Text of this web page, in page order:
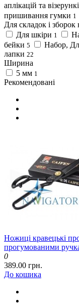
аплікацій та
пришивання гумки 1
Для складок і
Для шкіри 1
бейки 5 Набор,
лапки 22
Ширина
5 мм 1
Рекомендовані
Ножиці кравецькі
прогумованими
0
389.00 грн.
До кошика